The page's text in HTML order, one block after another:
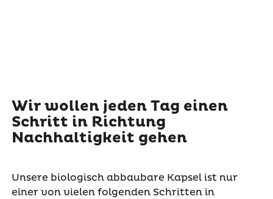
Wir wollen jeden Tag einen
Schritt in Richtung
Nachhaltigkeit gehen
Unsere biologisch abbaubare Kapsel ist nur
einer von vielen folgenden Schritten in